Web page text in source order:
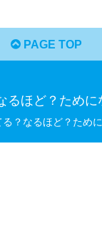
PAGE TOP
るほど？ために
？なるほど？ために